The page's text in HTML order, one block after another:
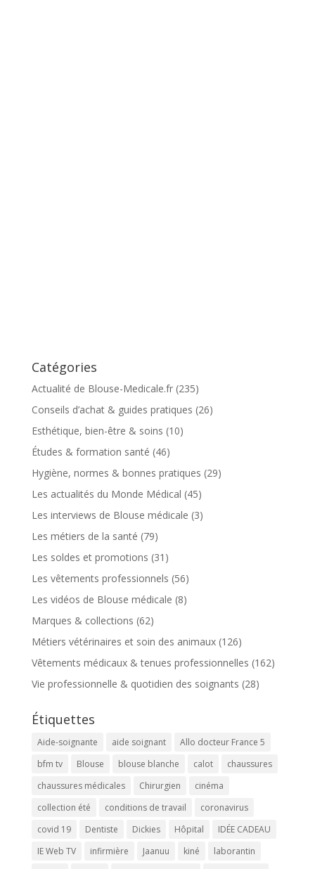
Catégories
Actualité de Blouse-Medicale.fr(235)
Conseils d’achat & guides pratiques (26)
Esthétique, bien-être & soins (10)
Études & formation santé (46)
Hygiène, normes & bonnes pratiques (29)
Les actualités du Monde Médical (45)
Les interviews de Blouse médicale (3)
Les métiers de la santé (79)
Les soldes et promotions (31)
Les vêtements professionnels (56)
Les vidéos de Blouse médicale (8)
Marques & collections (62)
Métiers vétérinaires et soin des animaux(126)
Vêtements médicaux & tenues professionnelles (162)
Vie professionnelle & quotidien des soignants (28)
Étiquettes
Aide-soignante aide soignant
Allo docteur France 5
bfm tv
Blouse blouse blanche calot
chaussures
chaussures médicales
Chirurgien
cinéma
collection été
conditions de travail
coronavirus
covid 19
Dentiste Dickies Hôpital
IDÉE CADEAU
IE Web TV
infirmière Jaanuu kiné
laborantin